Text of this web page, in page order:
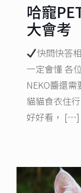
哈寵
大會考
快問快答
一定會懂 各
NEKO醬還
貓貓食衣住
好好看， […]